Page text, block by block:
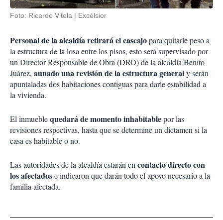
Foto: Ricardo Vitela | Excélsior
Personal de la alcaldía retirará el cascajopara quitarle peso a
la estructura de la losa entre los pisos, esto será supervisado por
un Director Responsable de Obra (DRO) de la alcaldía Benito
Juárez, aunado una revisión de la estructura generaly serán
apuntaladas dos habitaciones contiguas para darle estabilidad a
la vivienda.
El inmueblequedará de momento inhabitablepor las
revisiones respectivas, hasta que se determine un dictamen si la
casa es habitable o no.
Las autoridades de la alcaldía estarán en contacto directo con
los afectadose indicaron que darán todo el apoyo necesario a la
familia afectada.